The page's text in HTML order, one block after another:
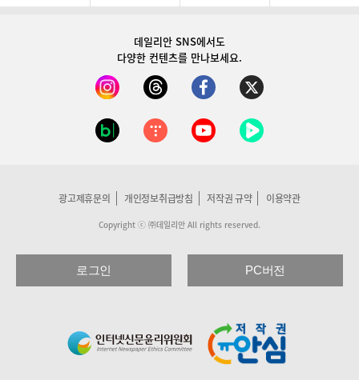
데일리안 SNS에서도
다양한 컨텐츠를 만나보세요.
광고제휴문의 개인정보취급방침 저작권 규약 이용약관
Copyright ⓒ ㈜데일리안 All rights reserved.
로그인 PC버전